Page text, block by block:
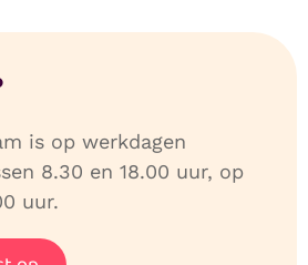
is op werkdagen
8.30 en 18.00 uur, op
uur.